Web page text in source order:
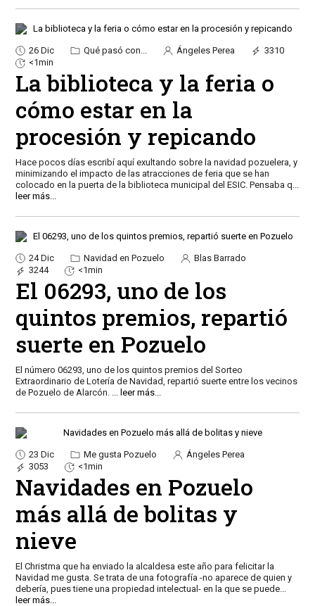
26 Dic Qué pasó con... Ángeles Perea
3310
<1min
La biblioteca y la feria o
cómo estar en la
procesión y repicando
Hace pocos días escribí aquí exultando sobre la navidad pozuelera, y
minimizando el impacto de las atracciones de feria que se han
colocado en la puerta de la biblioteca municipal del ESIC. Pensaba q
leer más...
24 Dic Navidad en Pozuelo
Blas Barrado
3244
<1min
El 06293, uno de los
quintos premios, repartió
suerte en Pozuelo
El número 06293, uno de los quintos premios del Sorteo
Extraordinario de Lotería de Navidad, repartió suerte entre los vecinos
de Pozuelo de Alarcón.
leer más...
23 Dic Me gusta Pozuelo
Ángeles Perea
3053
<1min
Navidades en Pozuelo
más allá de bolitas y
nieve
El Christma que ha enviado la alcaldesa este año para felicitar la
Navidad me gusta. Se trata de una fotografía -no aparece de quien y
debería, pues tiene una propiedad intelectual- en la que se puede...
leer más...